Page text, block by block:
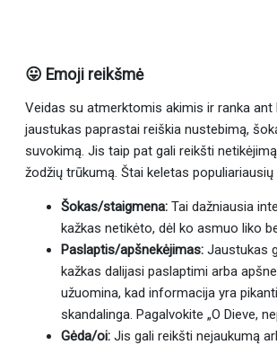
😛 Emoji reikšmė
Veidas su atmerktomis akimis ir ranka ant
jaustukas paprastai reiškia nustebimą,
suvokimą. Jis taip pat gali reikšti
žodžių trūkumą. Štai keletas populiariausių
Šokas/staigmena: Tai dažniausia
kažkas netikėto, dėl ko asmuo liko
Paslaptis/apšnekėjimas: Jaustukas
kažkas dalijasi paslaptimi arba
užuomina, kad informacija yra
skandalinga. Pagalvokite „O Dieve,
Gėda/oi: Jis gali reikšti nejaukumą